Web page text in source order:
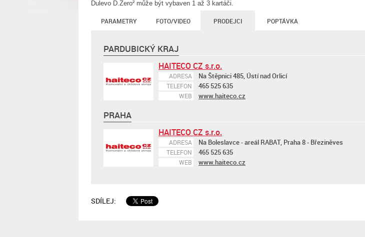
Dulevo D.Zero² může být vybaven 1 až 3 kartáči.
PARAMETRY FOTO/VIDEO PRODEJCI POPTÁVKA
PARDUBICKÝ KRAJ
HAITECO CZ s.r.o.
ADRESA Na Štěpnici 485, Ústí nad Orlicí
TELEFON 465 525 635
WEB www.haiteco.cz
PRAHA
HAITECO CZ s.r.o.
ADRESA Na Boleslavce - areál RABAT, Praha 8 - Březiněves
TELEFON 465 525 635
WEB www.haiteco.cz
SDÍLEJ: